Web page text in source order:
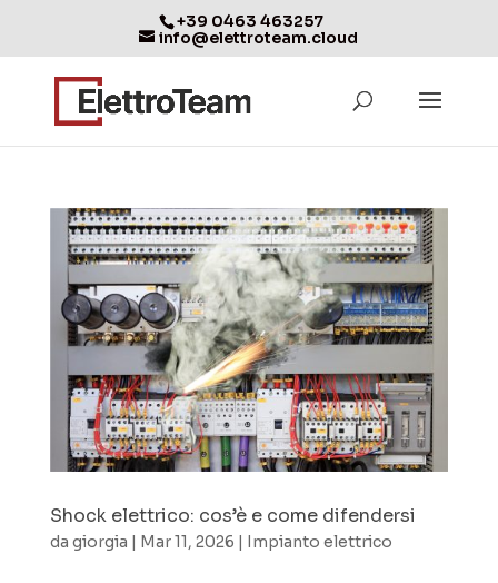
+39 0463 463257
info@elettroteam.cloud
Shock elettrico: cos’è e come difendersi
da giorgia Mar 11, 2026 Impianto elettrico